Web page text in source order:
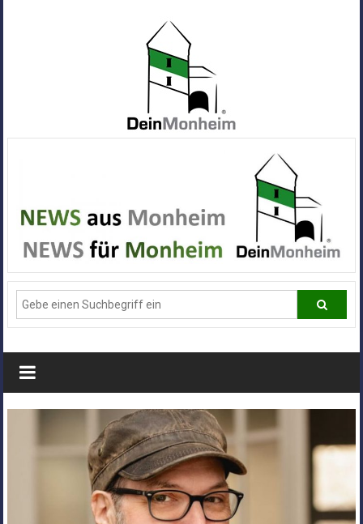
Alle
News
aus
Deiner
Stadt
Monheim